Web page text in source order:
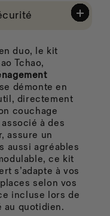
duo, le kit
Tchao,
démonte en
directement
couchage
à des
assure un
aussi agréables
ce kit
s’adapte à vos
selon vos
incluse lors de
au quotidien.